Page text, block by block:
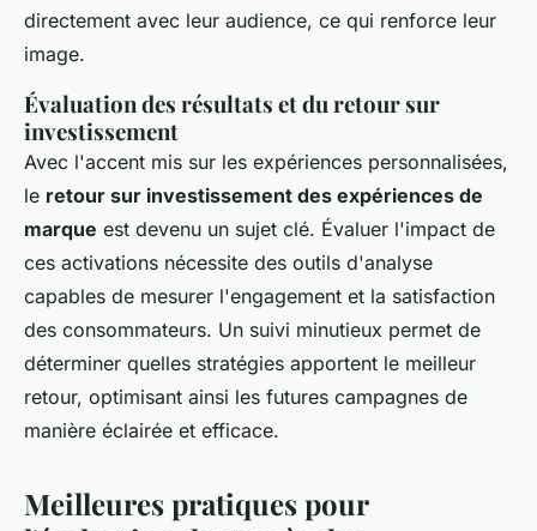
directement avec leur audience, ce qui renforce leur
image.
Évaluation des résultats et du retour sur
investissement
Avec l'accent mis sur les expériences personnalisées,
le retour sur investissement des expériences de
marque est devenu un sujet clé. Évaluer l'impact de
ces activations nécessite des outils d'analyse
capables de mesurer l'engagement et la satisfaction
des consommateurs. Un suivi minutieux permet de
déterminer quelles stratégies apportent le meilleur
retour, optimisant ainsi les futures campagnes de
manière éclairée et efficace.
Meilleures pratiques pour